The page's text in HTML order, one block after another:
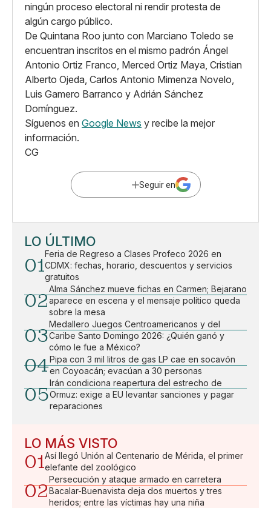
ningún proceso electoral ni rendir protesta de
algún cargo público.
De Quintana Roo junto con Marciano Toledo se
encuentran inscritos en el mismo padrón Ángel
Antonio Ortiz Franco, Merced Ortiz Maya, Cristian
Alberto Ojeda, Carlos Antonio Mimenza Novelo,
Luis Gamero Barranco y Adrián Sánchez
Domínguez.
Síguenos en Google News y recibe la mejor
información.
CG
Seguir en
LO ÚLTIMO
01
Feria de Regreso a Clases Profeco 2026 en
CDMX: fechas, horario, descuentos y servicios
gratuitos
02
Alma Sánchez mueve fichas en Carmen; Bejarano
aparece en escena y el mensaje político queda
sobre la mesa
03
Medallero Juegos Centroamericanos y del
Caribe Santo Domingo 2026: ¿Quién ganó y
cómo le fue a México?
04Pipa con 3 mil litros de gas LP cae en socavón
en Coyoacán; evacúan a 30 personas
05
Irán condiciona reapertura del estrecho de
Ormuz: exige a EU levantar sanciones y pagar
reparaciones
LO MÁS VISTO
01Así llegó Unión al Centenario de Mérida, el primer
elefante del zoológico
02
Persecución y ataque armado en carretera
Bacalar-Buenavista deja dos muertos y tres
heridos; entre las víctimas hay una niña